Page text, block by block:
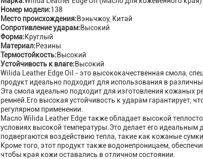
Номер модели:138
Место происхождения:Вэньчжоу, Китай
Сопротивление ударам:Высокий
Форма:Круглый
Материал:Резины
Термостойкость:Высокий
Устойчивость к влаге:Высокий
Wilida Leather Edge Oil - это высококачественная смола,
продукт идеально подходит для использования в
Эта смола идеально подходит для изготовления кожаных
ремней.Его высокая устойчивость к ударам гарантирует,
регулярном применении.
Масло Wilida Leather Edge также обладает высокой
условиях высокой температуры.Это делает его
подвергаются воздействию тепла, такие как кожаные
Кроме того, этот продукт также водонепроницаем,
чтобы края кожи оставались в отличном состоянии.